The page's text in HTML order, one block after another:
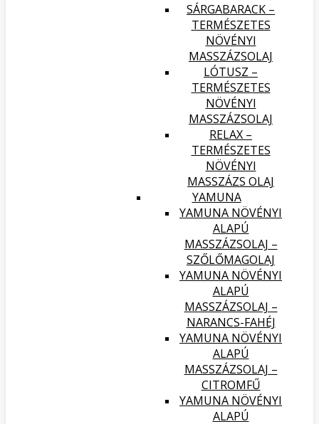
SÁRGABARACK –
TERMÉSZETES
NÖVÉNYI
MASSZÁZSOLAJ
LÓTUSZ –
TERMÉSZETES
NÖVÉNYI
MASSZÁZSOLAJ
RELAX –
TERMÉSZETES
NÖVÉNYI
MASSZÁZS OLAJ
YAMUNA
YAMUNA NÖVÉNYI
ALAPÚ
MASSZÁZSOLAJ –
SZŐLŐMAGOLAJ
YAMUNA NÖVÉNYI
ALAPÚ
MASSZÁZSOLAJ –
NARANCS-FAHÉJ
YAMUNA NÖVÉNYI
ALAPÚ
MASSZÁZSOLAJ –
CITROMFŰ
YAMUNA NÖVÉNYI
ALAPÚ